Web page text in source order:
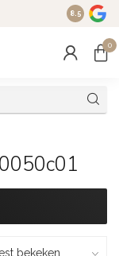
Since
8.5
0